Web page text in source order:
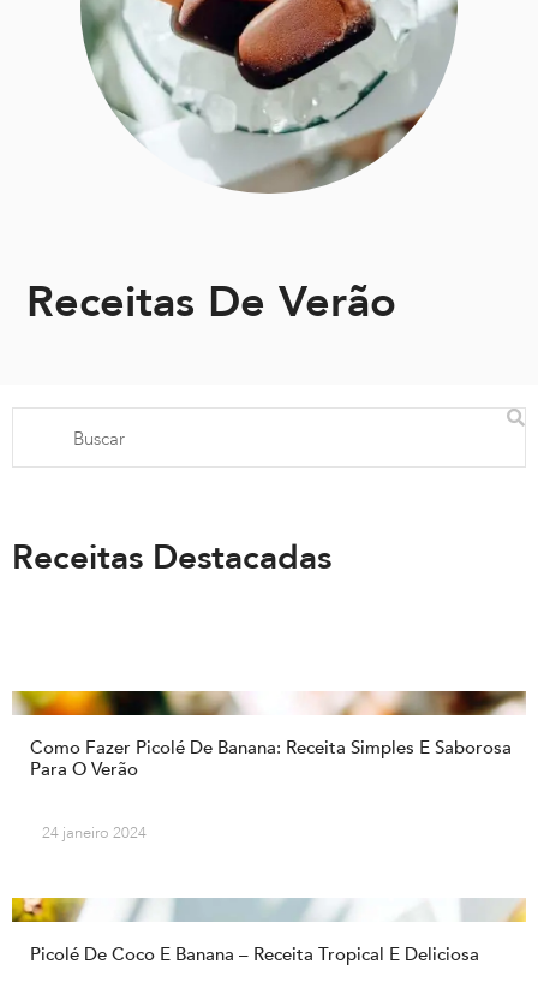
Receitas De Verão
Receitas Destacadas
Como Fazer Picolé De Banana: Receita Simples E Saborosa
Para O Verão
24 janeiro 2024
Picolé De Coco E Banana – Receita Tropical E Deliciosa